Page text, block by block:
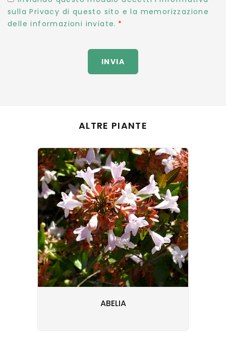
sulla Privacy di questo sito e la memorizzazione
delle informazioni inviate.
INVIA
ALTRE PIANTE
ABELIA